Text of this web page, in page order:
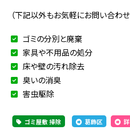
（下記以外もお気軽にお問い合わせ
ゴミの分別と廃棄
家具や不用品の処分
床や壁の汚れ除去
臭いの消臭
害虫駆除
ゴミ屋敷 掃除 葛飾区